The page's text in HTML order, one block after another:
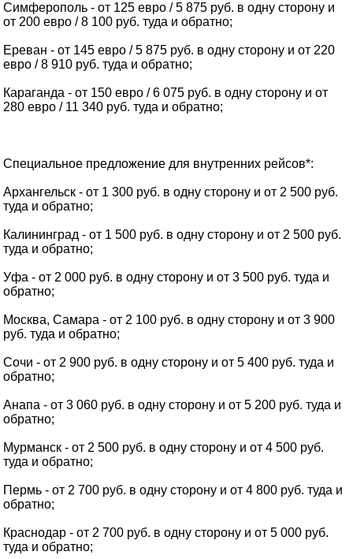
Симферополь - от 125 евро / 5 875 руб. в одну сторону и
от 200 евро / 8 100 руб. туда и обратно;
Ереван - от 145 евро / 5 875 руб. в одну сторону и от 220
евро / 8 910 руб. туда и обратно;
Караганда - от 150 евро / 6 075 руб. в одну сторону и от
280 евро / 11 340 руб. туда и обратно;
Специальное предложение для внутренних рейсов*:
Архангельск - от 1 300 руб. в одну сторону и от 2 500 руб.
туда и обратно;
Калининград - от 1 500 руб. в одну сторону и от 2 500 руб.
туда и обратно;
Уфа - от 2 000 руб. в одну сторону и от 3 500 руб. туда и
обратно;
Москва, Самара - от 2 100 руб. в одну сторону и от 3 900
руб. туда и обратно;
Сочи - от 2 900 руб. в одну сторону и от 5 400 руб. туда и
обратно;
Анапа - от 3 060 руб. в одну сторону и от 5 200 руб. туда и
обратно;
Мурманск - от 2 500 руб. в одну сторону и от 4 500 руб.
туда и обратно;
Пермь - от 2 700 руб. в одну сторону и от 4 800 руб. туда и
обратно;
Краснодар - от 2 700 руб. в одну сторону и от 5 000 руб.
туда и обратно;